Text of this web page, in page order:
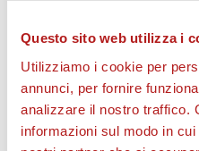
Questo sito web utilizza i
Utilizziamo i cookie per
annunci, per fornire
analizzare il nostro traffico.
informazioni sul modo in